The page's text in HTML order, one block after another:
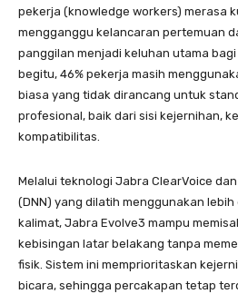
pekerja (knowledge workers) merasa
mengganggu kelancaran pertemuan
panggilan menjadi keluhan utama
begitu, 46% pekerja masih
biasa yang tidak dirancang untuk
profesional, baik dari sisi kejernihan,
kompatibilitas.
Melalui teknologi Jabra ClearVoice
(DNN) yang dilatih menggunakan
kalimat, Jabra Evolve3 mampu
kebisingan latar belakang tanpa
fisik. Sistem ini memprioritaskan
bicara, sehingga percakapan tetap